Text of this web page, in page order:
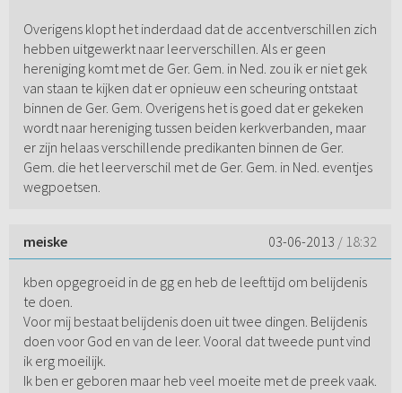
Overigens klopt het inderdaad dat de accentverschillen zich
hebben uitgewerkt naar leerverschillen. Als er geen
hereniging komt met de Ger. Gem. in Ned. zou ik er niet gek
van staan te kijken dat er opnieuw een scheuring ontstaat
binnen de Ger. Gem. Overigens het is goed dat er gekeken
wordt naar hereniging tussen beiden kerkverbanden, maar
er zijn helaas verschillende predikanten binnen de Ger.
Gem. die het leerverschil met de Ger. Gem. in Ned. eventjes
wegpoetsen.
meiske 03-06-2013 / 18:32
kben opgegroeid in de gg en heb de leefttijd om belijdenis
te doen.
Voor mij bestaat belijdenis doen uit twee dingen. Belijdenis
doen voor God en van de leer. Vooral dat tweede punt vind
ik erg moeilijk.
Ik ben er geboren maar heb veel moeite met de preek vaak.